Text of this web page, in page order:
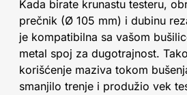
Kada birate krunastu testeru,
prečnik (Ø 105 mm) i dubinu
je kompatibilna sa vašom
metal spoj za dugotrajnost.
korišćenje maziva tokom
smanjilo trenje i produžio vek